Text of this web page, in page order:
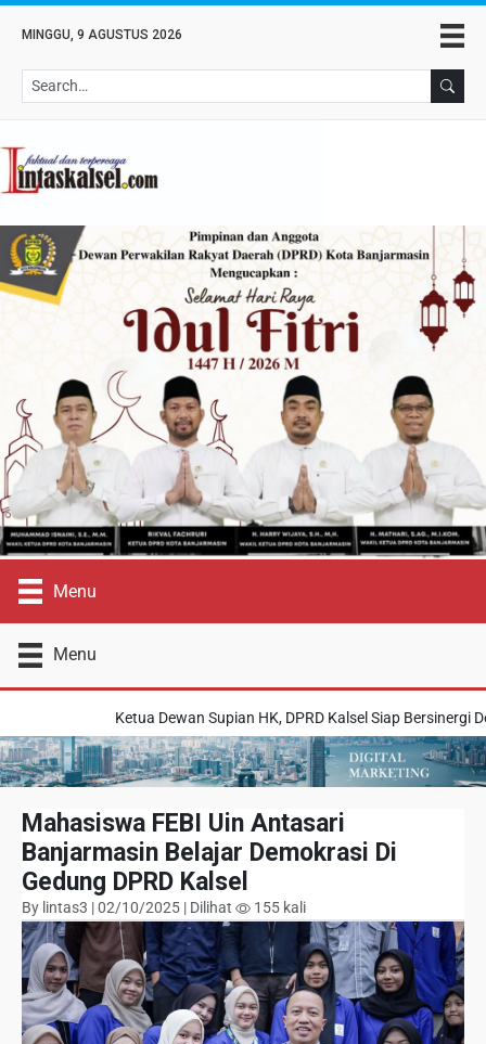
MINGGU, 9 AGUSTUS 2026
Menu
Menu
Ketua Dewan Supian HK, DPRD Kalsel Siap Bersinergi
Mahasiswa FEBI Uin Antasari
Banjarmasin Belajar Demokrasi Di
Gedung DPRD Kalsel
By lintas3 | 02/10/2025 | Dilihat 155 kali